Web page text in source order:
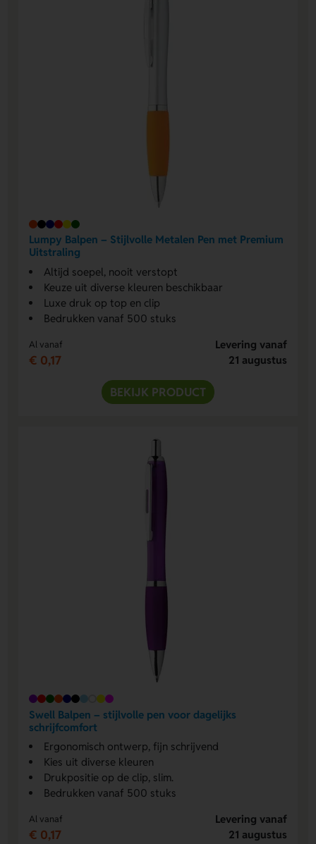
Lumpy Balpen – Stijlvolle Metalen Pen met Premium
Uitstraling
Altijd soepel, nooit verstopt
Keuze uit diverse kleuren beschikbaar
Luxe druk op top en clip
Bedrukken vanaf 500 stuks
Al vanaf
€ 0,17
Levering vanaf
21 augustus
BEKIJK PRODUCT
Swell Balpen – stijlvolle pen voor dagelijks
schrijfcomfort
Ergonomisch ontwerp, fijn schrijvend
Kies uit diverse kleuren
Drukpositie op de clip, slim.
Bedrukken vanaf 500 stuks
Al vanaf
€ 0,17
Levering vanaf
21 augustus